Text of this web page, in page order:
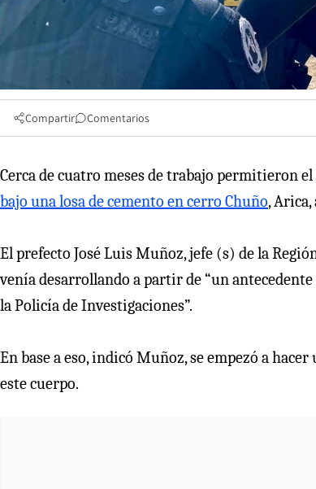
Compartir Comentarios
Cerca de cuatro meses de trabajo permitieron
bajo una losa de cemento en cerro Chuño,
El prefecto José Luis Muñoz, jefe (s) de la
venía desarrollando a partir de “un
la Policía de Investigaciones”.
En base a eso, indicó Muñoz, se empezó a
este cuerpo.